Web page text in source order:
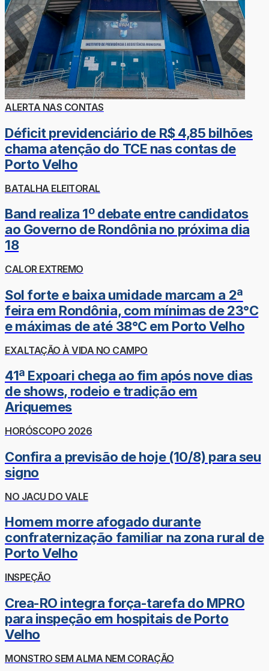
ALERTA NAS CONTAS
Déficit previdenciário de R$ 4,85 bilhões
chama atenção do TCE nas contas de
Porto Velho
BATALHA ELEITORAL
Band realiza 1º debate entre candidatos
ao Governo de Rondônia no próxima dia
18
CALOR EXTREMO
Sol forte e baixa umidade marcam a 2ª
feira em Rondônia, com mínimas de 23°C
e máximas de até 38°C em Porto Velho
EXALTAÇÃO À VIDA NO CAMPO
41ª Expoari chega ao fim após nove dias
de shows, rodeio e tradição em
Ariquemes
HORÓSCOPO 2026
Confira a previsão de hoje (10/8) para seu
signo
NO JACU DO VALE
Homem morre afogado durante
confraternização familiar na zona rural de
Porto Velho
INSPEÇÃO
Crea-RO integra força-tarefa do MPRO
para inspeção em hospitais de Porto
Velho
MONSTRO SEM ALMA NEM CORAÇÃO